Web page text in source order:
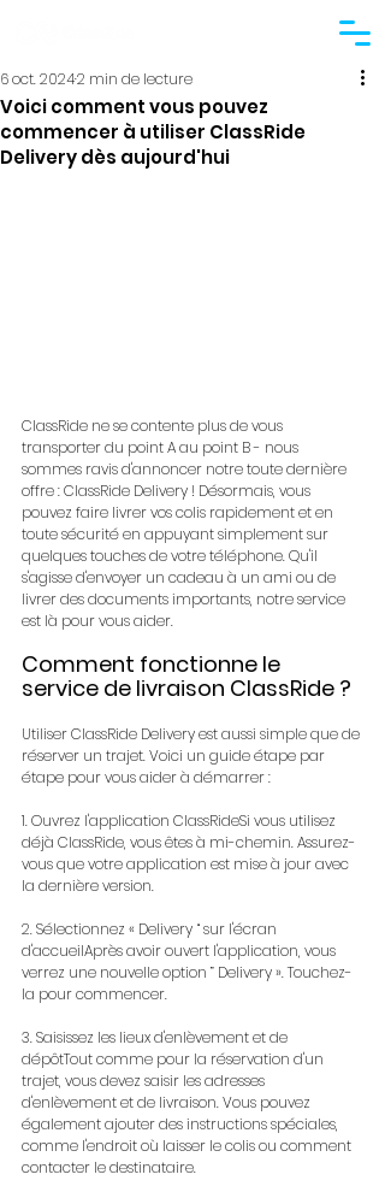
Voici comment vous pouvez
commencer à utiliser ClassRide
Delivery dès aujourd'hui
6 oct. 20242 min de lecture
ClassRide ne se contente plus de vous
transporter du point A au point B - nous
sommes ravis d'annoncer notre toute dernière
offre : ClassRide Delivery ! Désormais, vous
pouvez faire livrer vos colis rapidement et en
toute sécurité en appuyant simplement sur
quelques touches de votre téléphone. Qu'il
s'agisse d'envoyer un cadeau à un ami ou de
livrer des documents importants, notre service
est là pour vous aider.
Comment fonctionne le
service de livraison ClassRide ?
Utiliser ClassRide Delivery est aussi simple que de
réserver un trajet. Voici un guide étape par
étape pour vous aider à démarrer :
1. Ouvrez l'application ClassRideSi vous utilisez
déjà ClassRide, vous êtes à mi-chemin. Assurez-
vous que votre application est mise à jour avec
la dernière version.
2. Sélectionnez « Delivery “ sur l'écran
d'accueilAprès avoir ouvert l'application, vous
verrez une nouvelle option ” Delivery ». Touchez-
la pour commencer.
3. Saisissez les lieux d'enlèvement et de
dépôtTout comme pour la réservation d'un
trajet, vous devez saisir les adresses
d'enlèvement et de livraison. Vous pouvez
également ajouter des instructions spéciales,
comme l'endroit où laisser le colis ou comment
contacter le destinataire.